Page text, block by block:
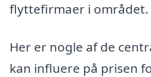
flyttefirmaer i området.
Her er nogle af de
kan influere på prisen